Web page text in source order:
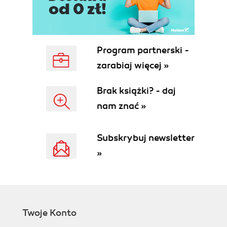
Korzystanie z funkcji "przeciągnij i upuść"
Posługiwanie się spinerami (75)
Skróty klawiaturowe (75)
Gesty wykonywane myszą (75)
Niemodalność i niezmienność okien
Korzystanie z pomocy Maksa (76)
Podstawowy system pomocy (77)
Rozdział 2. Konfigurowanie okien widokowych (79)
Okna widokowe w Maksie (81)
Program partnerski -
zarabiaj więcej »
Brak książki? - daj
nam znać »
Subskrybuj newsletter
»
Twoje Konto